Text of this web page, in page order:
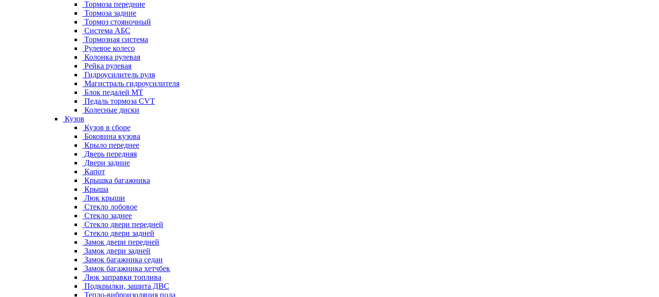
Тормоза передние
Тормоза задние
Тормоз стояночный
Система АБС
Тормозная система
Рулевое колесо
Колонка рулевая
Рейка рулевая
Гидроусилитель руля
Магистраль гидроусилителя
Блок педалей МТ
Педаль тормоза CVT
Колесные диски
Кузов
Кузов в сборе
Боковина кузова
Крыло переднее
Дверь передняя
Двери задние
Капот
Крышка багажника
Крыша
Люк крыши
Стекло лобовое
Стекло заднее
Стекло двери передней
Стекло двери задней
Замок двери передней
Замок двери задней
Замок багажника седан
Замок багажника хетчбек
Люк заправки топлива
Подкрылки, защита ДВС
Тепло-виброизоляция пола